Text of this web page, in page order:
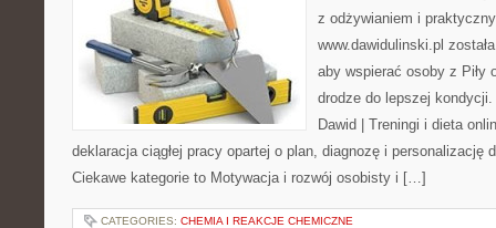
z odżywianiem i
www.dawidulinski.pl
aby wspierać osoby z Piły
drodze do lepszej kondycji.
Dawid | Treningi i dieta
deklaracja ciągłej pracy opartej o plan, diagnozę i personalizację
Ciekawe kategorie to Motywacja i rozwój osobisty i […]
CATEGORIES: CHEMIA I REAKCJE CHEMICZNE